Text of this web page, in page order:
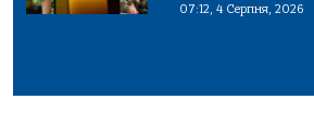
07:12, 4 Серпня, 2026